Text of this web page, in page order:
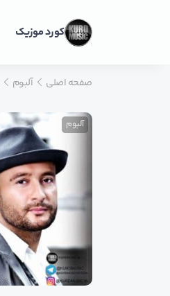
کورد موزیک
صفحه اصلی آلبوم
آلبوم